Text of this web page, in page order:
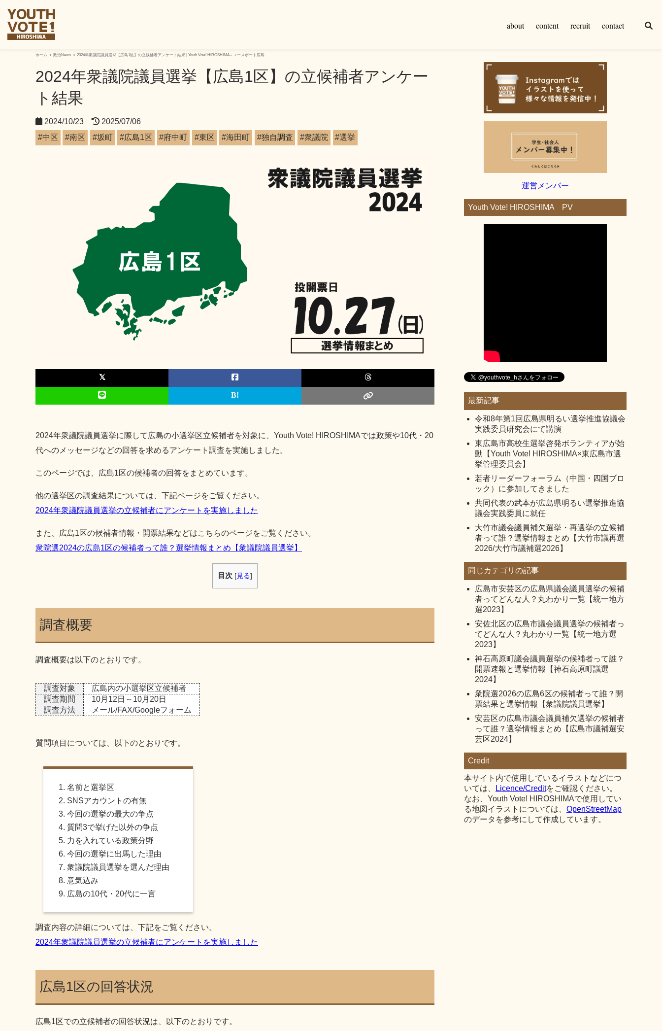
about content recruit contact
ホーム 政治News 2024年衆議院議員選挙【広島1区】の立候補者アンケート結果 | Youth Vote! HIROSHIMA - ユースボート広島
2024年衆議院議員選挙【広島1区】の立候補者アンケー
ト結果
2024/10/23
2025/07/06
#中区
#南区 #坂町 #広島1区 #府中町 #東区 #海田町 #独自調査 #衆議院 #選挙
2024年衆議院議員選挙に際して広島の小選挙区立候補者を対象に、Youth Vote! HIROSHIMAでは政策や10代・20
代へのメッセージなどの回答を求めるアンケート調査を実施しました。
このページでは、広島1区の候補者の回答をまとめています。
他の選挙区の調査結果については、下記ページをご覧ください。
2024年衆議院議員選挙の立候補者にアンケートを実施しました
また、広島1区の候補者情報・開票結果などはこちらのページをご覧ください。
衆院選2024の広島1区の候補者って誰？選挙情報まとめ【衆議院議員選挙】
目次 [ 見る]
調査概要
調査概要は以下のとおりです。
調査対象
広島内の小選挙区立候補者
調査期間
10月12日～10月20日
調査方法
メール/FAX/Googleフォーム
質問項目については、以下のとおりです。
名前と選挙区
SNSアカウントの有無
今回の選挙の最大の争点
質問3で挙げた以外の争点
力を入れている政策分野
今回の選挙に出馬した理由
衆議院議員選挙を選んだ理由
意気込み
広島の10代・20代に一言
調査内容の詳細については、下記をご覧ください。
2024年衆議院議員選挙の立候補者にアンケートを実施しました
広島1区の回答状況
広島1区での立候補者の回答状況は、以下のとおりです。
運営メンバー
Youth Vote! HIROSHIMA PV
最新記事
令和8年第1回広島県明るい選挙推進協議会
実践委員研究会にて講演
東広島市高校生選挙啓発ボランティアが始
動【Youth Vote! HIROSHIMA×東広島市選
挙管理委員会】
若者リーダーフォーラム（中国・四国ブロ
ック）に参加してきました
共同代表の武本が広島県明るい選挙推進協
議会実践委員に就任
大竹市議会議員補欠選挙・再選挙の立候補
者って誰？選挙情報まとめ【大竹市議再選
2026/大竹市議補選2026】
同じカテゴリの記事
広島市安芸区の広島県議会議員選挙の候補
者ってどんな人？丸わかり一覧【統一地方
選2023】
安佐北区の広島市議会議員選挙の候補者っ
てどんな人？丸わかり一覧【統一地方選
2023】
神石高原町議会議員選挙の候補者って誰？
開票速報と選挙情報【神石高原町議選
2024】
衆院選2026の広島6区の候補者って誰？開
票結果と選挙情報【衆議院議員選挙】
安芸区の広島市議会議員補欠選挙の候補者
って誰？選挙情報まとめ【広島市議補選安
芸区2024】
Credit
本サイト内で使用しているイラストなどにつ
いては、
Licence/Creditをご確認ください。
なお、Youth Vote! HIROSHIMAで使用してい
る地図イラストについては、 OpenStreetMap
のデータを参考にして作成しています。